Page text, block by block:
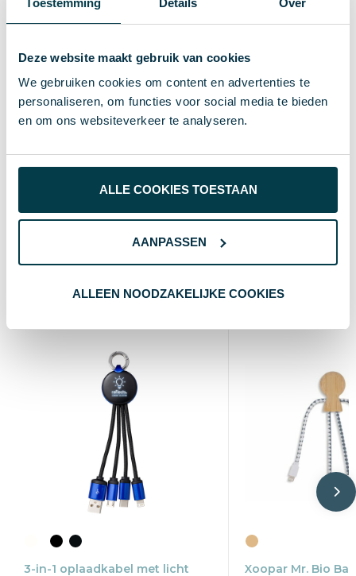
Deze website maakt gebruik van cookies
We gebruiken cookies om content en advertenties te
personaliseren, om functies voor social media te bieden
en om ons websiteverkeer te analyseren.
ALLE COOKIES TOESTAAN
AANPASSEN
ALLEEN NOODZAKELIJKE COOKIES
Merk BrandCharger
Kleur gun metal
Standaard uitvoering
Hoogte
1 cm
Wat anderen bekijken
3-in-1 oplaadkabel met licht
Xoopar Mr. Bio